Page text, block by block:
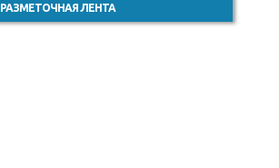
РАЗМЕТОЧНАЯ ЛЕНТА